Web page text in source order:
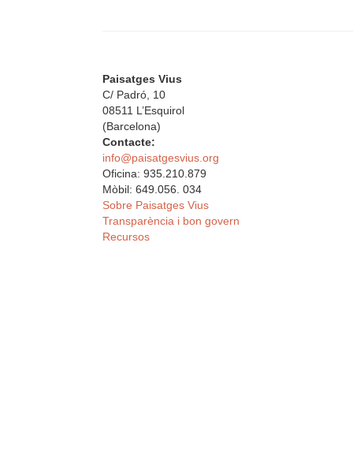
Paisatges Vius
C/ Padró, 10
08511 L’Esquirol
(Barcelona)
Contacte:
info@paisatgesvius.org
Oficina: 935.210.879
Mòbil: 649.056. 034
Sobre Paisatges Vius
Transparència i bon govern
Recursos